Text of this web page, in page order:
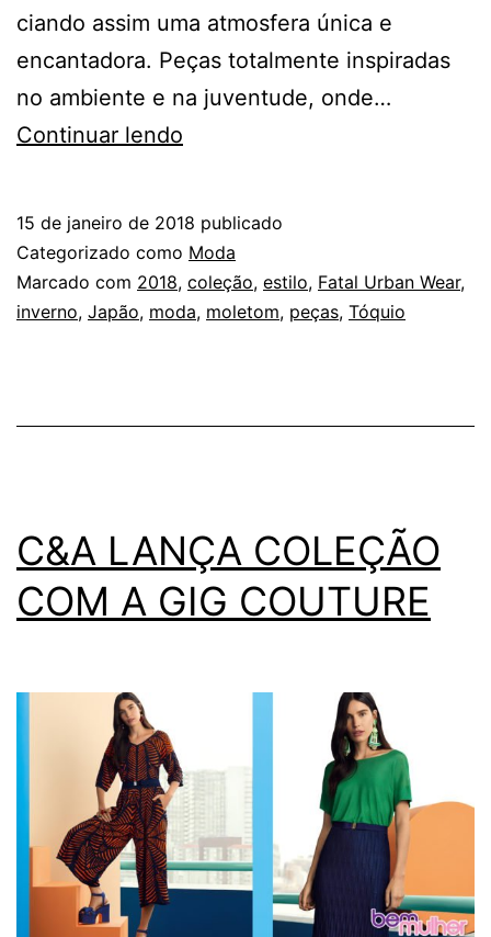
ciando assim uma atmosfera única e
encantadora. Peças totalmente inspiradas
no ambiente e na juventude, onde…
Continuar lendo
FATAL
URBAN
WEAR
15 de janeiro de 2018 publicado
Categorizado como Moda
Marcado com 2018, coleção, estilo, Fatal Urban Wear,
inverno, Japão, moda, moletom, peças, Tóquio
C&A LANÇA COLEÇÃO
COM A GIG COUTURE